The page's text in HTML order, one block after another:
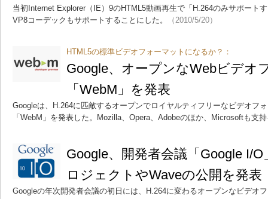
当初Internet Explorer（IE）9のHTML5動画再生で「H.264のみサポート
VP8コーデックもサポートすることにした。
（2010/5/20）
HTML5の標準ビデオフォーマットになるか？：
Google、オープンなWebビデオ
「WebM」を発表
Googleは、H.264に匹敵するオープンでロイヤルティフリーなビデオフ
「WebM」を発表した。Mozilla、Opera、Adobeのほか、Microsoftも支
Google、開発者会議「Google I/
ロジェクトやWaveの公開を発表
Googleの年次開発者会議の初日には、H.264に変わるオープンなビデオ